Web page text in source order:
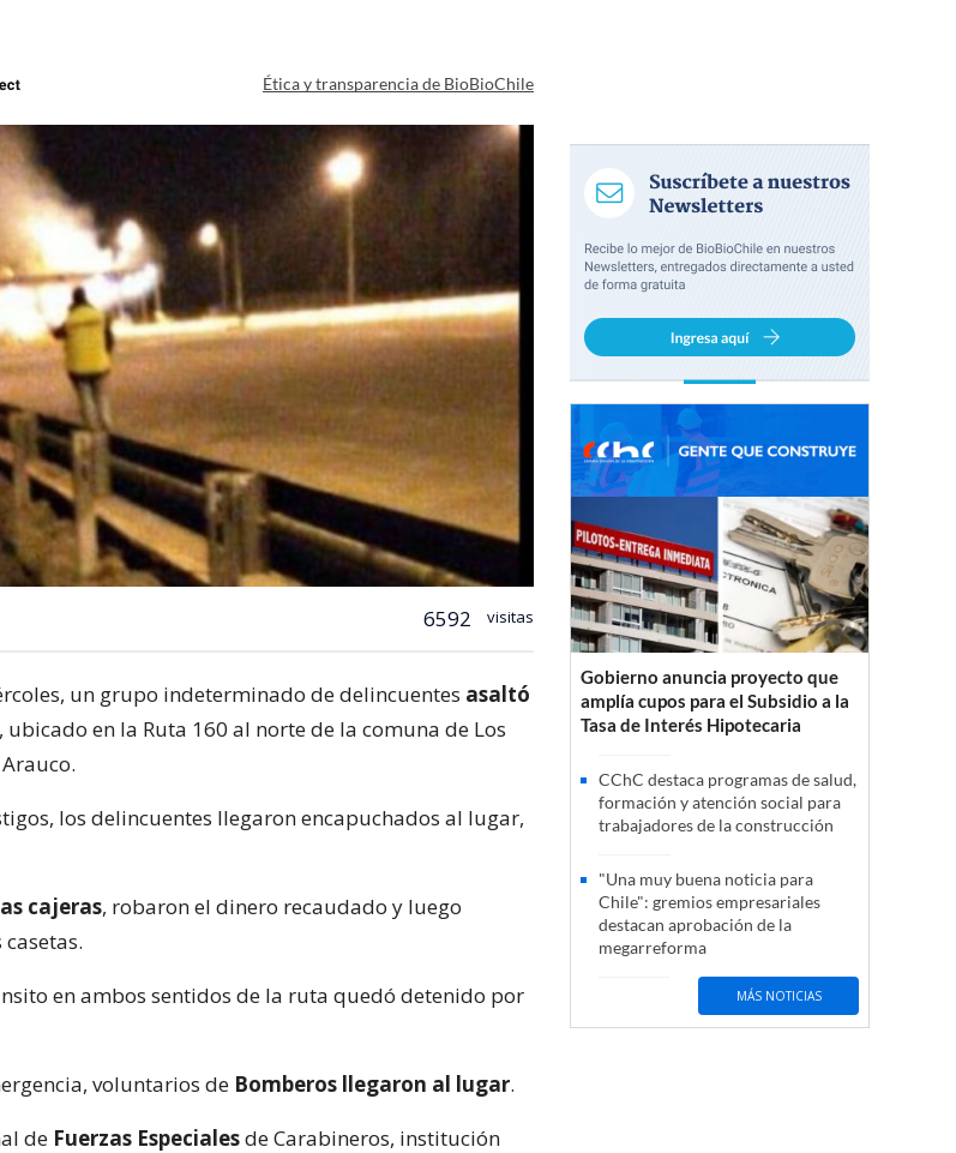
Ética y transparencia de BioBioChile
6592 visitas
un grupo indeterminado de delincuentes asaltó
, ubicado en la Ruta 160 al norte de la comuna de Los
los delincuentes llegaron encapuchados al lugar,
cajeras, robaron el dinero recaudado y luego
en ambos sentidos de la ruta quedó detenido por
voluntarios de Bomberos llegaron al lugar.
de Fuerzas Especialesde Carabineros, institución
Gobierno anuncia proyecto que
amplía cupos para el Subsidio a la
Tasa de Interés Hipotecaria
CChC destaca programas de salud,
formación y atención social para
trabajadores de la construcción
"Una muy buena noticia para
Chile": gremios empresariales
destacan aprobación de la
megarreforma
MÁS NOTICIAS